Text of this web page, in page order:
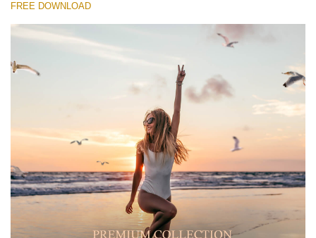
Sky Boundless
(347 Overlays)
(1783 Overlays)
Large 6000*4000px
Tải xuống miễn phí
FREE DOWNLOAD